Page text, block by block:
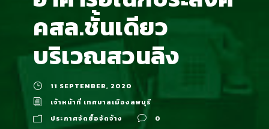
คสล.ชั้นเดียว
บริเวณสวนลิง
11 SEPTEMBER, 2020
เจ้าหน้าที่ เทศบาลเมืองลพบุรี
ประกาศจัดซื้อจัดจ้าง
0